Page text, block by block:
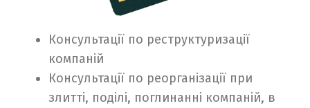
Консультації по реструктуризації
компаній
Консультації по реорганізації при
злитті, поділі, поглинанні компаній, в
Switch The Language